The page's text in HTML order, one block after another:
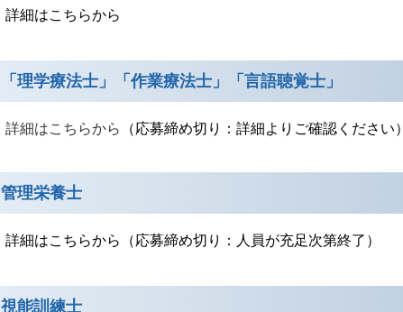
詳細はこちらから
「理学療法士」「作業療法士」「言語聴覚士」
詳細はこちらから （応募締め切り：詳細よりご確認ください）
管理栄養士
詳細はこちらから （応募締め切り：人員が充足次第終了）
視能訓練士